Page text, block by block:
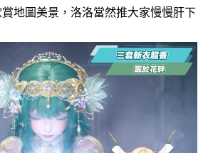
地圖美景，洛洛當然推大家慢慢肝下